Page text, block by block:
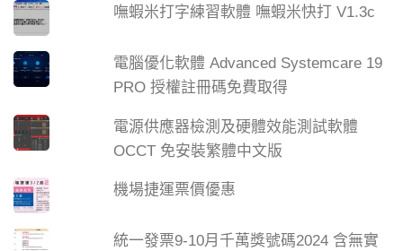
嘸蝦米打字練習軟體 嘸蝦米快打 V1.3c
電腦優化軟體 Advanced Systemcare 19
PRO 授權註冊碼免費取得
電源供應器檢測及硬體效能測試軟體
OCCT 免安裝繁體中文版
機場捷運票價優惠
統一發票9-10月千萬獎號碼2024 含無實